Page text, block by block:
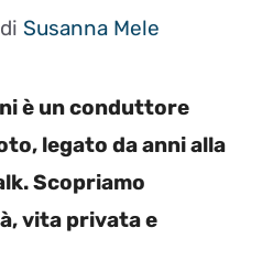
di Susanna Mele
è un conduttore
legato da anni alla
Scopriamo
vita privata e